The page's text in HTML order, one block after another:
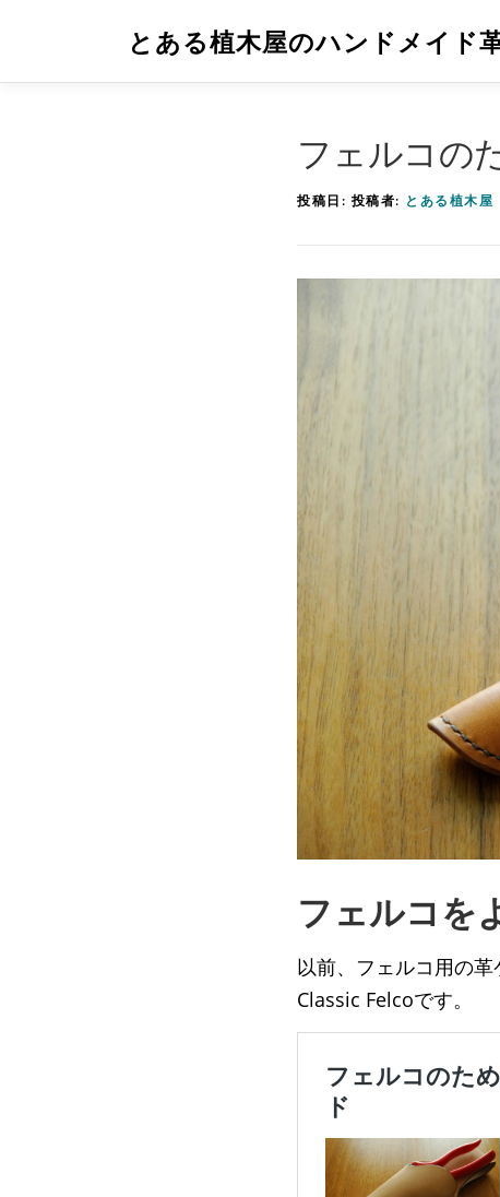
テ
とある植木屋のハンドメイド
フェルコの
投稿日: 投稿者: とある植木屋
フェルコを
以前、フェルコ用の
Classic Felcoです。